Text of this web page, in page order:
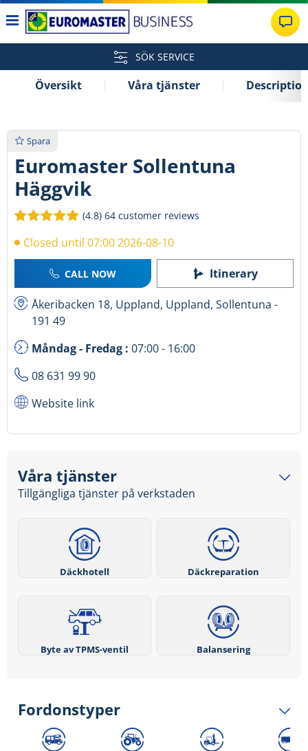
SÖK SERVICE
Översikt Våra tjänster
Spara
Euromaster Sollentuna
Häggvik
(4.8) 64 customer reviews
Closed until 07:00 2026-08-10
CALL NOW Itinerary
Åkeribacken 18, Uppland, Uppland, Sollentuna -
191 49
Måndag - Fredag : 07:00 - 16:00
08 631 99 90
Website link
Våra tjänster
Tillgängliga tjänster på verkstaden
Däckhotell Däckreparation
Byte av TPMS-ventil Balansering
Fordonstyper